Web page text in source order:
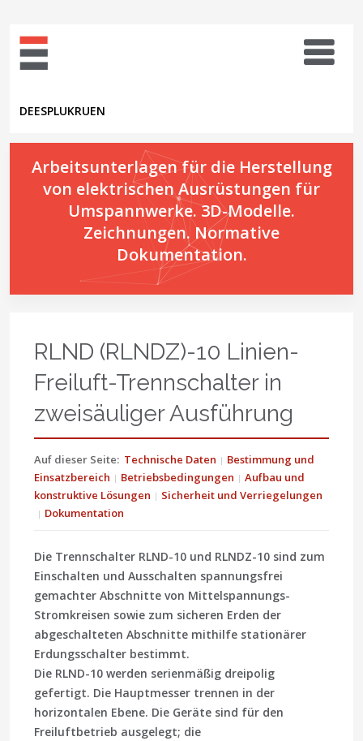
DEESPLUKRUEN
Arbeitsunterlagen für die Herstellung
von elektrischen Ausrüstungen für
Umspannwerke. 3D-Modelle.
Zeichnungen. Normative
Dokumentation.
RLND (RLNDZ)-10 Linien-
Freiluft-Trennschalter in
zweisäuliger Ausführung
Auf dieser Seite: Technische Daten
Bestimmung und
Einsatzbereich
Betriebsbedingungen
Aufbau und
konstruktive Lösungen
Sicherheit und Verriegelungen
Dokumentation
Die Trennschalter RLND-10 und RLNDZ-10 sind zum
Einschalten und Ausschalten spannungsfrei
gemachter Abschnitte von Mittelspannungs-
Stromkreisen sowie zum sicheren Erden der
abgeschalteten Abschnitte mithilfe stationärer
Erdungsschalter bestimmt.
Die RLND-10 werden serienmäßig dreipolig
gefertigt. Die Hauptmesser trennen in der
horizontalen Ebene. Die Geräte sind für den
Freiluftbetrieb ausgelegt; die